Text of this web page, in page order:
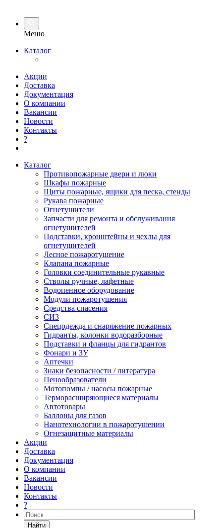
Меню
Каталог
Акции
Доставка
Документация
О компании
Вакансии
Новости
Контакты
?
Каталог
Противопожарные двери и люки
Шкафы пожарные
Щиты пожарные, ящики для песка, стенды
Рукава пожарные
Огнетушители
Запчасти для ремонта и обслуживания
огнетушителей
Подставки, кронштейны и чехлы для
огнетушителей
Лесное пожаротушение
Клапана пожарные
Головки соединительные рукавные
Стволы ручные, лафетные
Водопенное оборудование
Модули пожаротушения
Средства спасения
СИЗ
Спецодежда и снаряжение пожарных
Гидранты, колонки водоразборные
Подставки и фланцы для гидрантов
Фонари и ЗУ
Аптечки
Знаки безопасности / литература
Пенообразователи
Мотопомпы / насосы пожарные
Терморасширяющиеся материалы
Автотовары
Баллоны для газов
Нанотехнологии в пожаротушении
Огнезащитные материалы
Акции
Доставка
Документация
О компании
Вакансии
Новости
Контакты
?
Найти